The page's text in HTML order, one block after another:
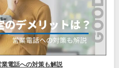
電話への対策も解説